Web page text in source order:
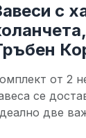
с
от 2
се
две